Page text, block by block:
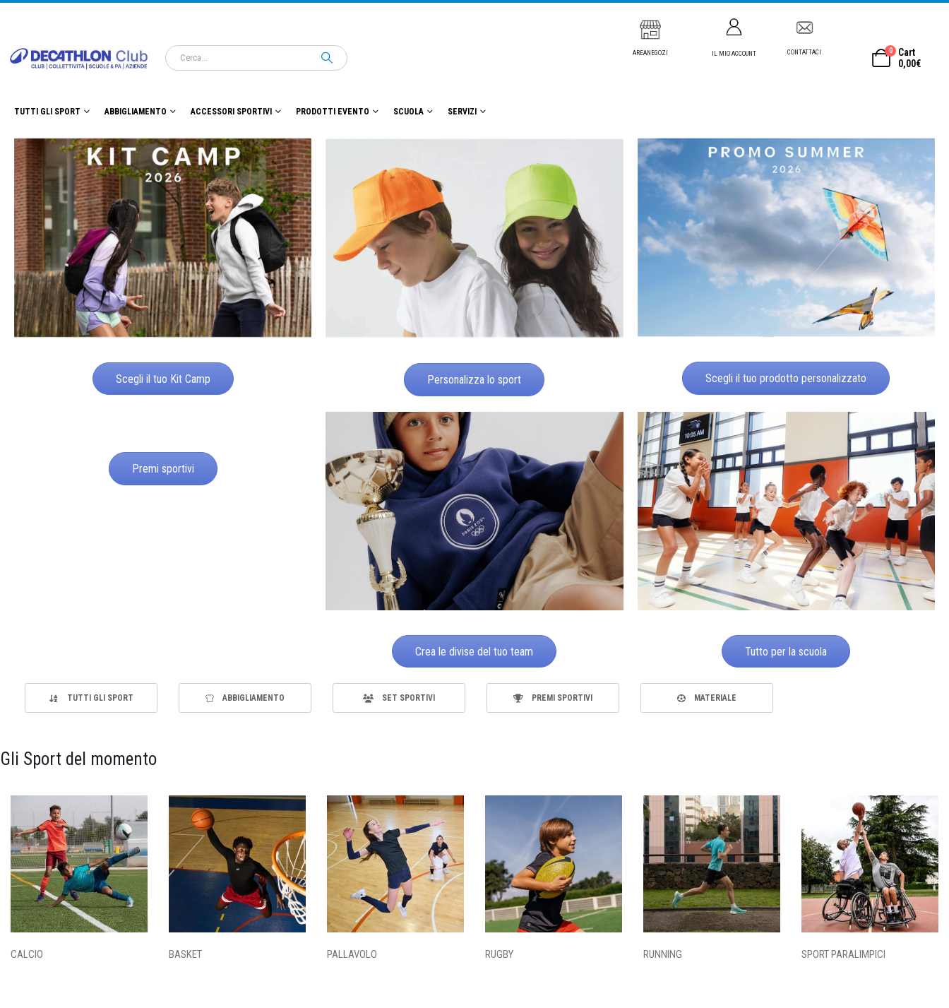
AREANEGOZI IL MIO ACCOUNT CONTATTACI 0
Cart
0,00€
TUTTI GLI SPORT ABBIGLIAMENTO ACCESSORI SPORTIVI PRODOTTI EVENTO SCUOLA SERVIZI
Scegli il tuo Kit Camp Personalizza lo sport Scegli il tuo prodotto personalizzato
Premi sportivi
Crea le divise del tuo team Tutto per la scuola
TUTTI GLI SPORT ABBIGLIAMENTO SET SPORTIVI PREMI SPORTIVI MATERIALE
Gli Sport del momento
CALCIO BASKET PALLAVOLO RUGBY RUNNING SPORT PARALIMPICI